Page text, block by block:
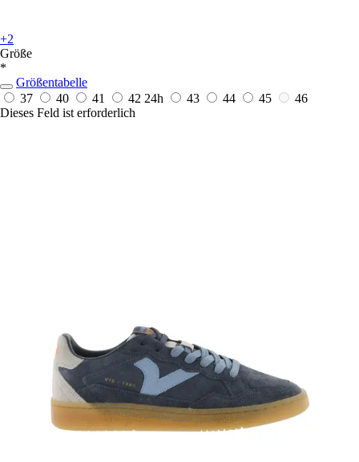
+2
Größe
*
Größentabelle
37
40 41 42 24h 43 44 45
46
Dieses Feld ist erforderlich